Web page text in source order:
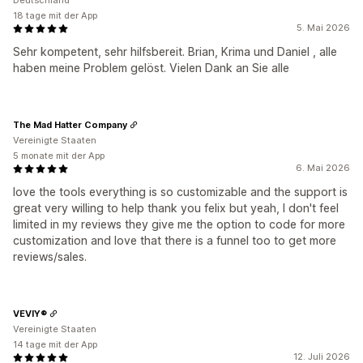
5. Mai 2026
Sehr kompetent, sehr hilfsbereit. Brian, Krima und Daniel , alle
haben meine Problem gelöst. Vielen Dank an Sie alle
18 tage mit der App
6. Mai 2026
love the tools everything is so customizable and the support is
great very willing to help thank you felix but yeah, I don't feel
limited in my reviews they give me the option to code for more
customization and love that there is a funnel too to get more
reviews/sales.
The Mad Hatter Company
Vereinigte Staaten
5 monate mit der App
12. Juli 2026
VEVIY®
Vereinigte Staaten
14 tage mit der App